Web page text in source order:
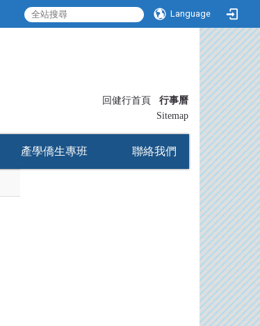
Language
回健行首頁
行事曆
Sitemap
產學僑生專班 聯絡我們